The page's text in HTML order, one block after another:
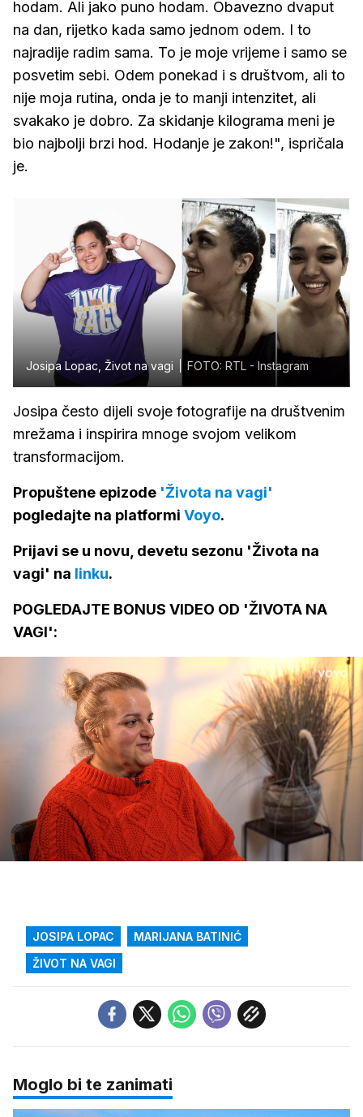
hodam. Ali jako puno hodam. Obavezno dvaput
na dan, rijetko kada samo jednom odem. I to
najradije radim sama. To je moje vrijeme i samo se
posvetim sebi. Odem ponekad i s društvom, ali to
nije moja rutina, onda je to manji intenzitet, ali
svakako je dobro. Za skidanje kilograma meni je
bio najbolji brzi hod. Hodanje je zakon!", ispričala
je.
Josipa Lopac, Život na vagi FOTO: RTL - Instagram
Josipa često dijeli svoje fotografije na društvenim
mrežama i inspirira mnoge svojom velikom
transformacijom.
Propuštene epizode 'Života na vagi'
pogledajte na platformi Voyo.
Prijavi se u novu, devetu sezonu 'Života na
vagi' na linku.
POGLEDAJTE BONUS VIDEO OD 'ŽIVOTA NA
VAGI':
Upali
zvuk
/
Loaded:
21.39%
JOSIPA LOPAC
MARIJANA BATINIĆ
ŽIVOT NA VAGI
Moglo bi te zanimati